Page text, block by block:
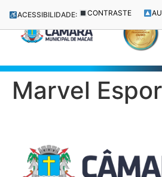
ACESSIBILIDADE: CONTRASTE
Marvel